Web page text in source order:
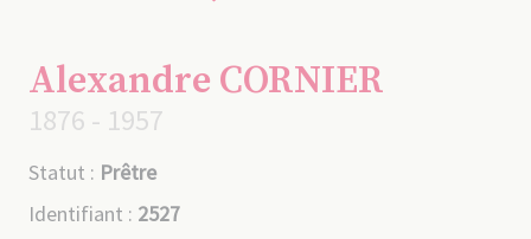
Alexandre CORNIER
1876 - 1957
Statut : Prêtre
Identifiant : 2527